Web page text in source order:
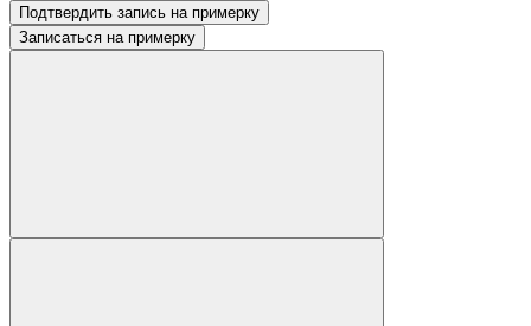
Подтвердить запись на примерку
Записаться на примерку